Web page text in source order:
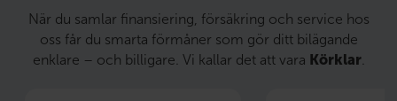
När du samlar finansiering, försäkring och service hos
oss får du smarta förmåner som gör ditt bilägande
enklare – och billigare. Vi kallar det att vara Körklar.